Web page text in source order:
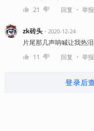
21 回复 ・ 举报
zk砖头・ 2020-12-24
片尾那几声呐喊让我热
11 回复 ・ 举报
登录后